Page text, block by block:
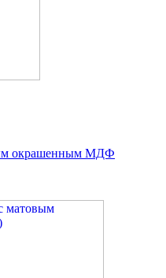
окрашенным МДФ